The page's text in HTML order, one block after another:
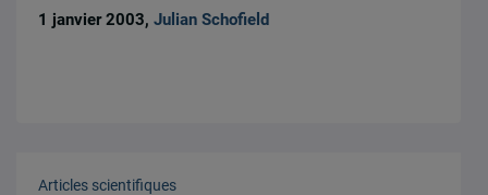
1 janvier 2003,Julian Schofield
Articles scientifiques